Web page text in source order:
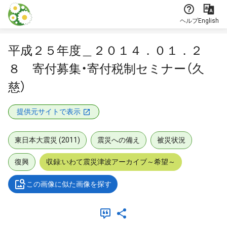
本文に飛ぶ
ヘルプEnglish
平成２５年度＿２０１４．０１．２
８ 寄付募集・寄付税制セミナー（久
慈）
提供元サイトで表示
東日本大震災 (2011) 震災への備え 被災状況
復興 収録:いわて震災津波アーカイブ～希望～
この画像に似た画像を探す